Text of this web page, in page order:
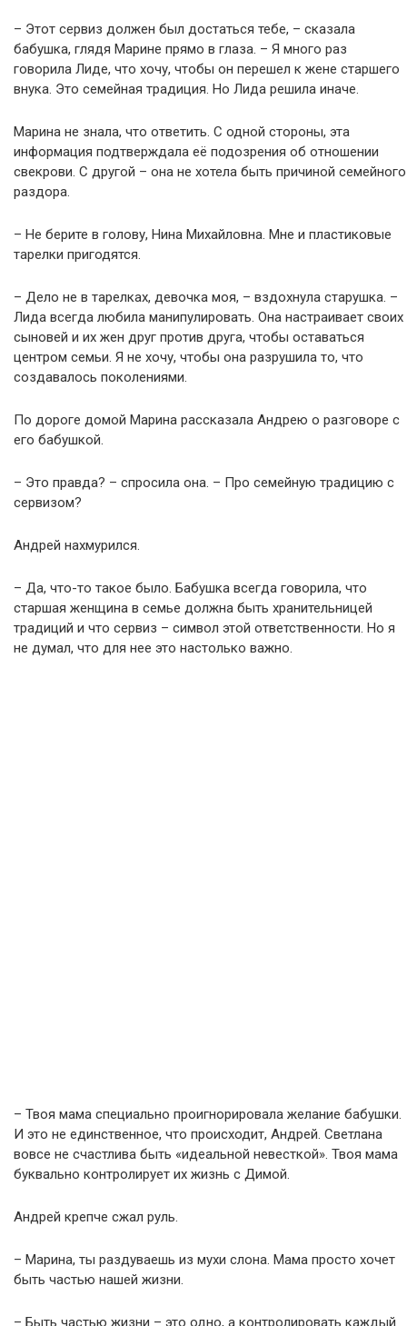
– Этот сервиз должен был достаться тебе, – сказала
бабушка, глядя Марине прямо в глаза. – Я много раз
говорила Лиде, что хочу, чтобы он перешел к жене старшего
внука. Это семейная традиция. Но Лида решила иначе.
Марина не знала, что ответить. С одной стороны, эта
информация подтверждала её подозрения об отношении
свекрови. С другой – она не хотела быть причиной семейного
раздора.
– Не берите в голову, Нина Михайловна. Мне и пластиковые
тарелки пригодятся.
– Дело не в тарелках, девочка моя, – вздохнула старушка. –
Лида всегда любила манипулировать. Она настраивает своих
сыновей и их жен друг против друга, чтобы оставаться
центром семьи. Я не хочу, чтобы она разрушила то, что
создавалось поколениями.
По дороге домой Марина рассказала Андрею о разговоре с
его бабушкой.
– Это правда? – спросила она. – Про семейную традицию с
сервизом?
Андрей нахмурился.
– Да, что-то такое было. Бабушка всегда говорила, что
старшая женщина в семье должна быть хранительницей
традиций и что сервиз – символ этой ответственности. Но я
не думал, что для нее это настолько важно.
– Твоя мама специально проигнорировала желание бабушки.
И это не единственное, что происходит, Андрей. Светлана
вовсе не счастлива быть «идеальной невесткой». Твоя мама
буквально контролирует их жизнь с Димой.
Андрей крепче сжал руль.
– Марина, ты раздуваешь из мухи слона. Мама просто хочет
быть частью нашей жизни.
– Быть частью жизни – это одно, а контролировать каждый